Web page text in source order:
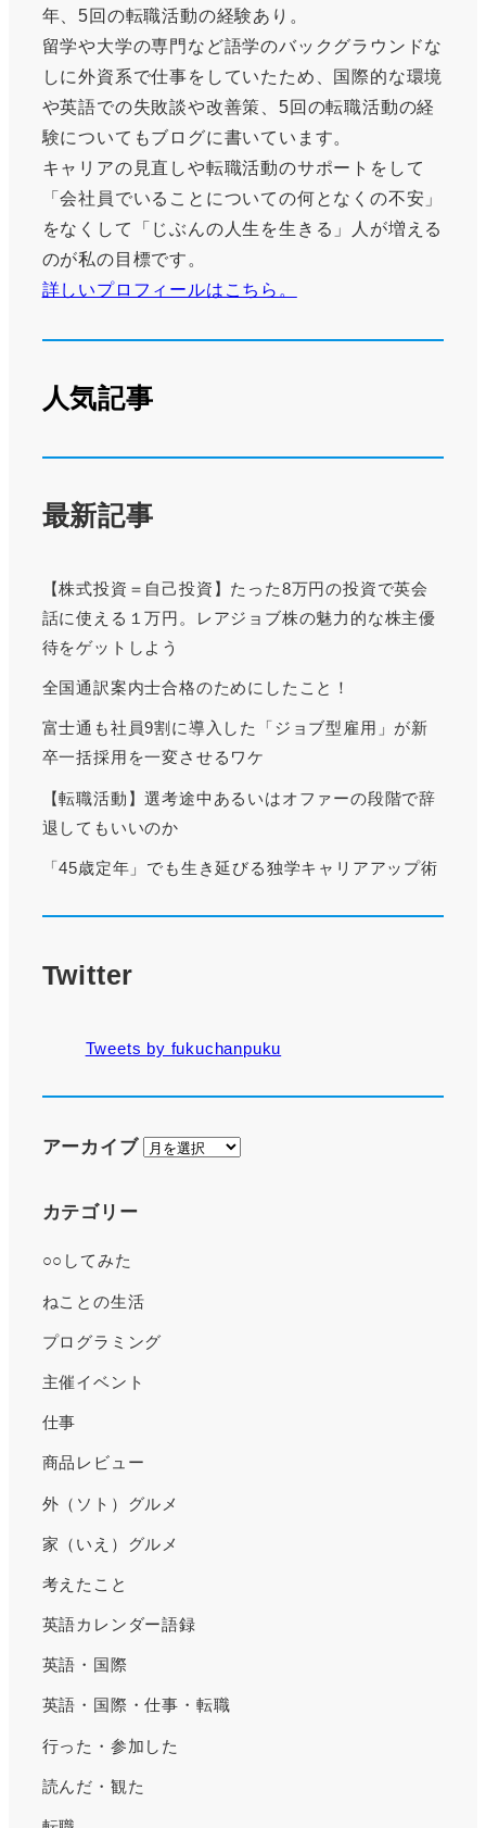
年、5回の転職活動の経験あり。
留学や大学の専門など語学のバックグラウンドな
しに外資系で仕事をしていたため、国際的な環境
や英語での失敗談や改善策、5回の転職活動の経
験についてもブログに書いています。
キャリアの見直しや転職活動のサポートをして
「会社員でいることについての何となくの不安」
をなくして「じぶんの人生を生きる」人が増える
のが私の目標です。
詳しいプロフィールはこちら。
人気記事
最新記事
【株式投資＝自己投資】たった8万円の投資で英会
話に使える１万円。レアジョブ株の魅力的な株主優
待をゲットしよう
全国通訳案内士合格のためにしたこと！
富士通も社員9割に導入した「ジョブ型雇用」が新
卒一括採用を一変させるワケ
【転職活動】選考途中あるいはオファーの段階で辞
退してもいいのか
「45歳定年」でも生き延びる独学キャリアアップ術
Twitter
Tweets by fukuchanpuku
アーカイブ
ア
カテゴリー
○○してみた
ねことの生活
プログラミング
主催イベント
仕事
商品レビュー
外（ソト）グルメ
家（いえ）グルメ
考えたこと
英語カレンダー語録
英語・国際
英語・国際・仕事・転職
行った・参加した
読んだ・観た